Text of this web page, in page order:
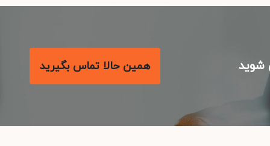
همین حالا تماس بگیرید